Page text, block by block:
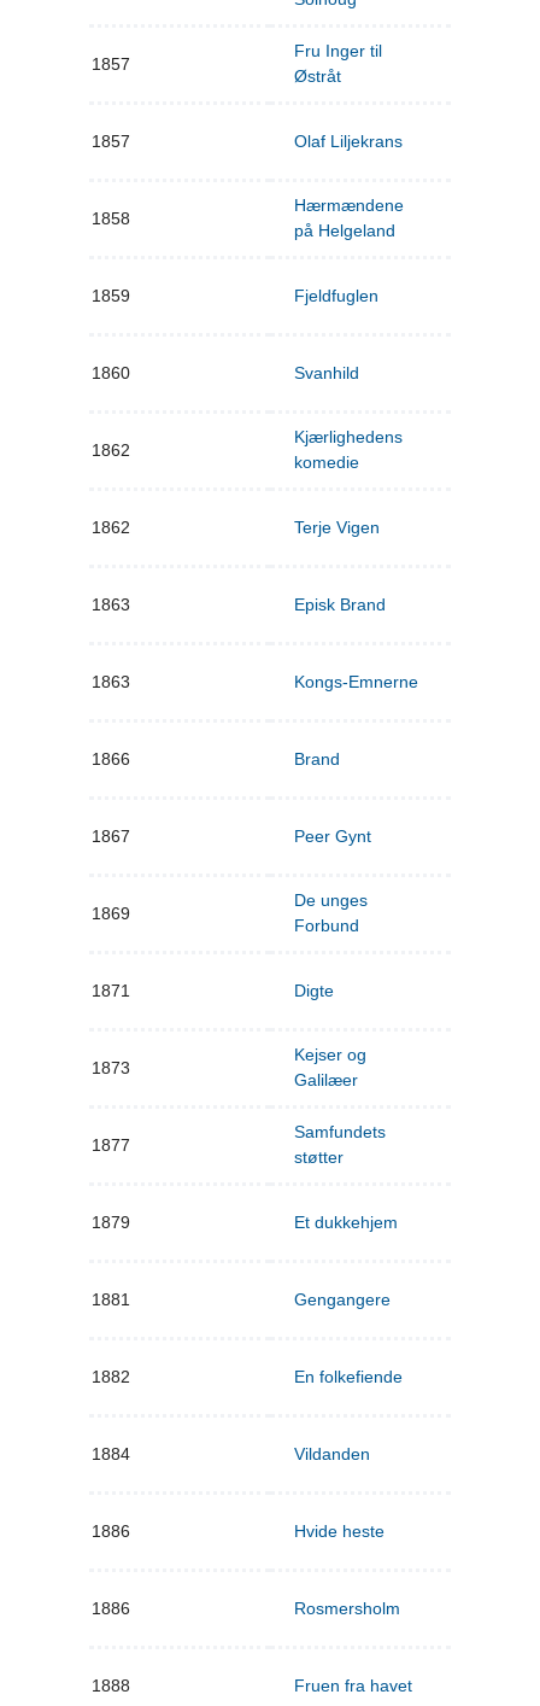
1857
Fru Inger til
Østråt
1857 Olaf Liljekrans
1858
Hærmændene
på Helgeland
1859 Fjeldfuglen
1860 Svanhild
1862
Kjærlighedens
komedie
1862 Terje Vigen
1863 Episk Brand
1863 Kongs-Emnerne
1866 Brand
1867 Peer Gynt
1869
De unges
Forbund
1871 Digte
1873
Kejser og
Galilæer
1877
Samfundets
støtter
1879 Et dukkehjem
1881 Gengangere
1882 En folkefiende
1884 Vildanden
1886 Hvide heste
1886 Rosmersholm
1888 Fruen fra havet